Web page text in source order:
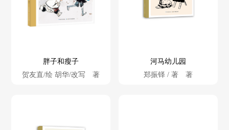
胖子和瘦子
贺友直/绘 胡华/改写 著
河马幼儿园
郑振铎 / 著 著